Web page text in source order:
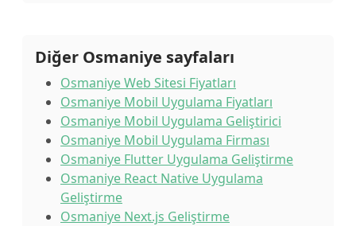
Diğer Osmaniye sayfaları
Osmaniye Web Sitesi Fiyatları
Osmaniye Mobil Uygulama Fiyatları
Osmaniye Mobil Uygulama Geliştirici
Osmaniye Mobil Uygulama Firması
Osmaniye Flutter Uygulama Geliştirme
Osmaniye React Native Uygulama
Geliştirme
Osmaniye Next.js Geliştirme